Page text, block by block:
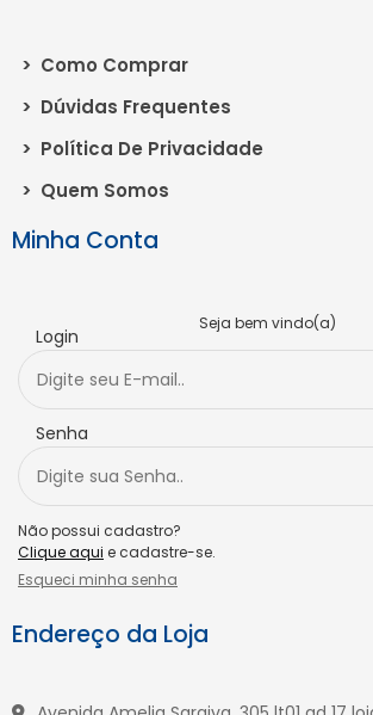
> Como Comprar
> Dúvidas Frequentes
> Política De Privacidade
> Quem Somos
Minha Conta
Seja bem vindo(a)
Login
Senha
Não possui cadastro?
Clique aqui e cadastre-se.
Esqueci minha senha
Endereço da Loja